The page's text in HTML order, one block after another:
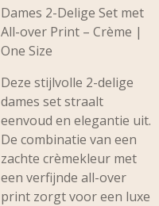
Dames 2-Delige Set met
All-over Print – Crème |
One Size
Deze stijlvolle 2-delige
dames set straalt
eenvoud en elegantie uit.
De combinatie van een
zachte crèmekleur met
een verfijnde all-over
print zorgt voor een luxe